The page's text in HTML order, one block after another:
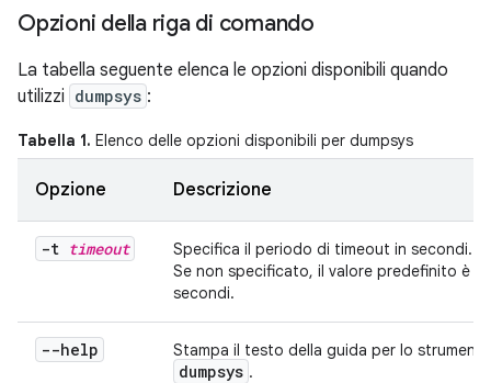
Opzioni della riga di comando
La tabella seguente elenca le opzioni disponibili quando
utilizzi dumpsys :
Tabella 1. Elenco delle opzioni disponibili per dumpsys
Opzione Descrizione
-t timeout
Specifica il periodo di timeout in secondi.
Se non specificato, il valore predefinito è 10
secondi.
--help Stampa il testo della guida per lo strumento
dumpsys .